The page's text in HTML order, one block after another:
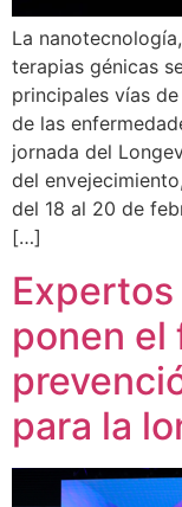
La
terapias génicas
principales vías
de las
jornada del
del
del 18 al 20 de
[…]
ponen el
para la